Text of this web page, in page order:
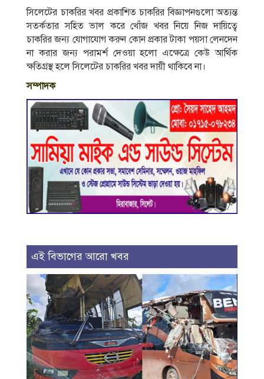
সিলেটের চাকরির খবর প্রকাশিত চাকরির বিজ্ঞাপনগুলাে অত্যন্ত
সতর্কতার সহিত ভাল করে খোঁজ খবর নিয়ে নিজ দায়িত্বে
চাকরির জন্য যােগাযােগ করুন কোন প্রকার টাকা পয়সা লেনদেন
না করার জন্য পরামর্শ দেওয়া হলাে এক্ষেত্রে কেউ আর্থিক
ক্ষতিগ্রস্থ হলে সিলেটের চাকরির খবর দায়ী থাকিবে না।
সম্পাদক
এই বিভাগের আরো খবর